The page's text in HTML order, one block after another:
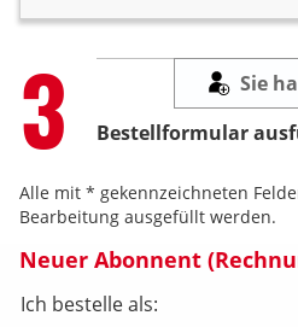
Step
3 Bestellformular
Sie
Alle mit * gekennzeichneten
Bearbeitung ausgefüllt werden.
Neuer Abonnent
Ich bestelle als: